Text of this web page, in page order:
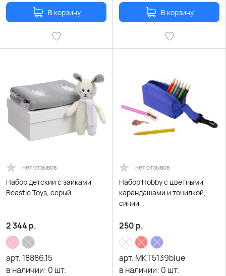
В корзину В корзину
нет отзывов
Набор детский с зайками
Beastie Toys, серый
2 344 р.
арт. 18886.15
в наличии: 0 шт.
нет отзывов
Набор Hobby с цветными
карандашами и точилкой,
синий
250 р.
арт. MKT5139blue
в наличии: 0 шт.